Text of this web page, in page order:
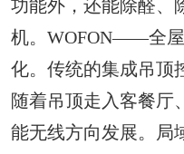
功能外，还能除醛、
机。WOFON——全
化。传统的集成吊顶
随着吊顶走入客餐厅
能无线方向发展。局